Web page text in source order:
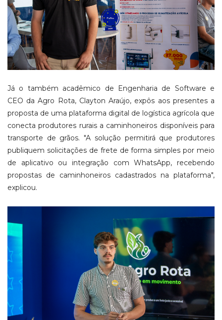
Já o também acadêmico de Engenharia de Software e
CEO da Agro Rota, Clayton Araújo, expôs aos presentes a
proposta de uma plataforma digital de logística agrícola que
conecta produtores rurais a caminhoneiros disponíveis para
transporte de grãos. "A solução permitirá que produtores
publiquem solicitações de frete de forma simples por meio
de aplicativo ou integração com WhatsApp, recebendo
propostas de caminhoneiros cadastrados na plataforma",
explicou.